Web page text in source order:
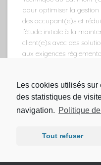
Les cookies utilisés
des statistiques de
navigation. Politique
Tout refuser
pour optimiser la
des occupant(e)s et
l’étude initiale à la
client(e)s avec des
aux exigences
Hestia |